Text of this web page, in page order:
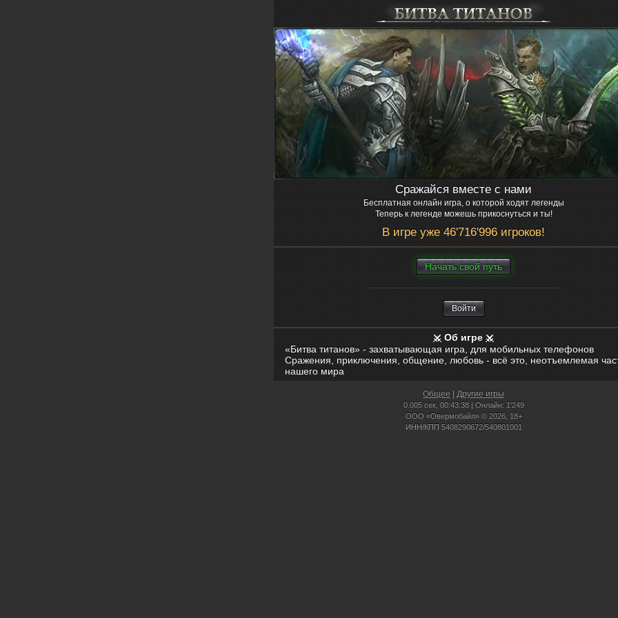
Сражайся вместе с нами
Бесплатная онлайн игра, о которой ходят легенды
Теперь к легенде можешь прикоснуться и ты!
В игре уже 46'716'996 игроков!
Нaчaть свой путь
Войти
Об игре
«Битва титанов» - захватывающая игра, для мобильных телефонов
Сражения, приключения, общение, любовь - всё это, неотъемлемая
нашего мира
Общее Другие игры
0.005 сек, 00:43:38 | Онлайн: 1'249
ООО «Овермобайл» © 2026, 18+
ИНН/КПП 5408290672/540801001